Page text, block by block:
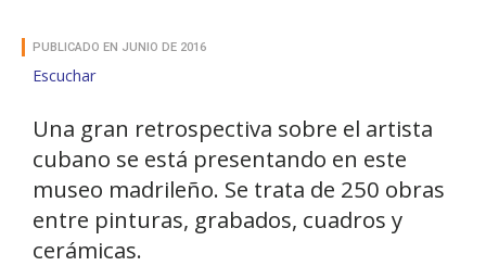
PUBLICADO EN JUNIO DE 2016
Escuchar
Una gran retrospectiva sobre el artista
cubano se está presentando en este
museo madrileño. Se trata de 250 obras
entre pinturas, grabados, cuadros y
cerámicas.